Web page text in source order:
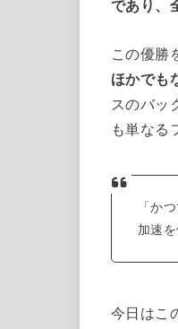
であり、
この優勝
ほかでも
スのバッ
も単なる
「か
加速
今日はこ